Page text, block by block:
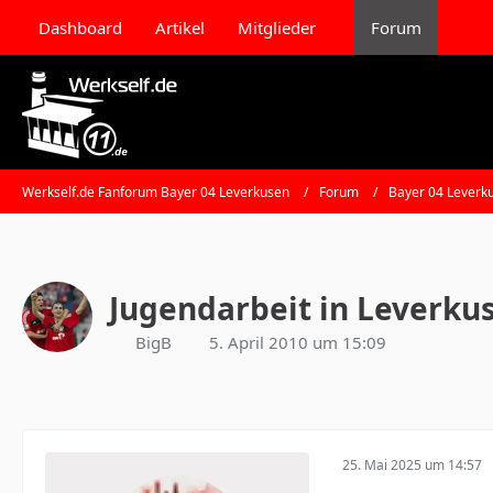
Dashboard Artikel Mitglieder Forum
Werkself.de Fanforum Bayer 04 Leverkusen Forum Bayer 04
Jugendarbeit in
BigB 5. April 2010 um 15:09
25. Mai 2025 um 14:57